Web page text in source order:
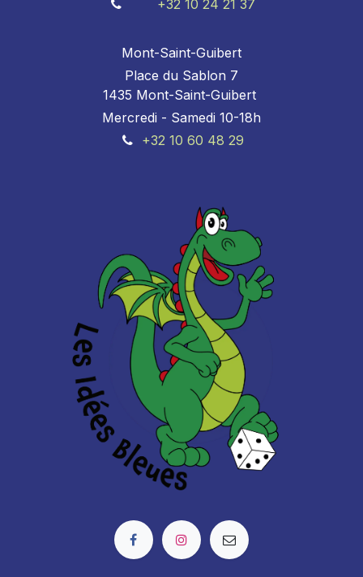
+32 10 24 21 37
Mont-Saint-Guibert
Place du Sablon 7
1435 Mont-Saint-Guibert
Mercredi - Samedi 10-18h
+32 10 60 48 29